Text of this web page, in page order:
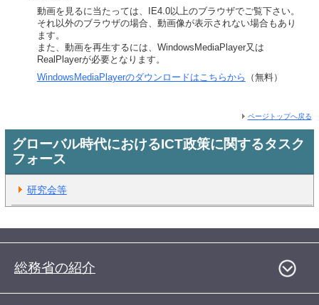
動画を見るに当たっては、IE4.0以上のブラウザでご覧下さい。
それ以外のブラウザの場合、動画像が表示されない場合もあり
ます。
また、動画を再生するには、WindowsMediaPlayer又は
RealPlayerが必要となります。
WindowsMediaPlayerのダウンロードはこちらから
（無料）
ページトップへ戻る
グローバル時代におけるICT政策に関するタスク
フォース
研究会等
総務省の紹介